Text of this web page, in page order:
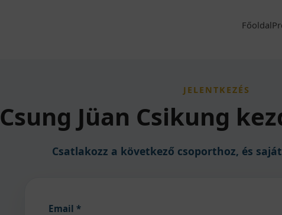
Főoldal
JELENTKEZÉS
Csung Jüan Csikung
Csatlakozz a következő csoporthoz, és
Email *